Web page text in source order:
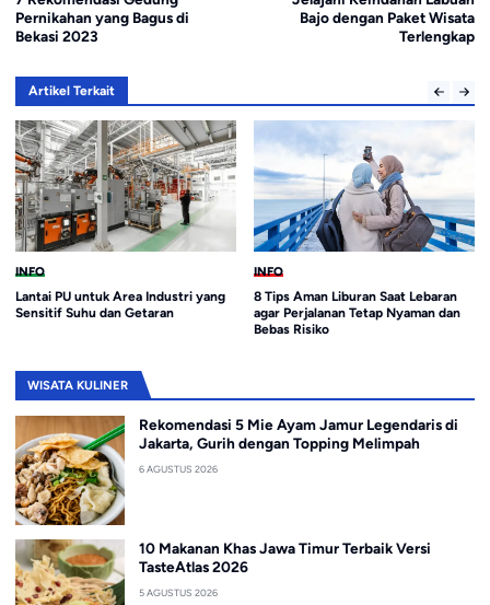
Pernikahan yang Bagus di
Bekasi 2023
Bajo dengan Paket Wisata
Terlengkap
Artikel Terkait
INFO
Lantai PU untuk Area Industri yang
Sensitif Suhu dan Getaran
INFO
8 Tips Aman Liburan Saat Lebaran
agar Perjalanan Tetap Nyaman dan
Bebas Risiko
WISATA KULINER
Rekomendasi 5 Mie Ayam Jamur Legendaris di
Jakarta, Gurih dengan Topping Melimpah
6 AGUSTUS 2026
10 Makanan Khas Jawa Timur Terbaik Versi
TasteAtlas 2026
5 AGUSTUS 2026